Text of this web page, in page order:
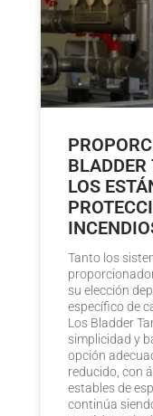
BLADDER
LOS
Tanto los
su elección
específico de
Los Bladder
simplicidad y
opción
reducido, con
estables de
continúa